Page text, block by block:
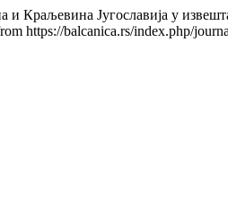
и Краљевина Југославија у
https://balcanica.rs/index.php/